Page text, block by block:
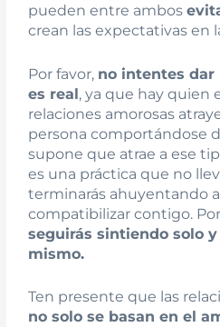
pueden entre ambos
crean las expectativas en
Por favor, no intentes dar
es real, ya que hay quien
relaciones amorosas
persona comportándose
supone que atrae a ese
es una práctica que no
terminarás ahuyentando
compatibilizar contigo.
seguirás sintiendo solo
mismo.
Ten presente que las
no solo se basan en el